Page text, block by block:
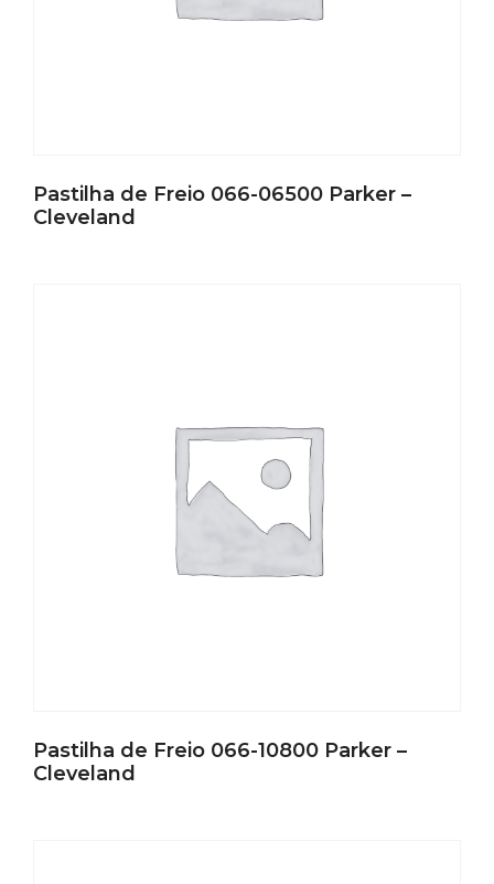
Pastilha de Freio 066-06500 Parker –
Cleveland
Pastilha de Freio 066-10800 Parker –
Cleveland